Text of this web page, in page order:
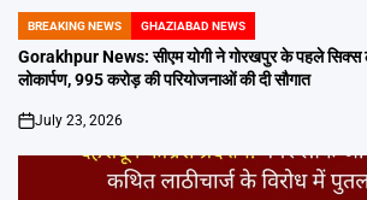
POSTED
IN
BREAKING NEWS GHAZIABAD NEWS
Gorakhpur News: सीएम योगी ने गोरखपुर के पहले सिक्स
लोकार्पण, 995 करोड़ की परियोजनाओं की दी सौगात
on
July 23, 2026